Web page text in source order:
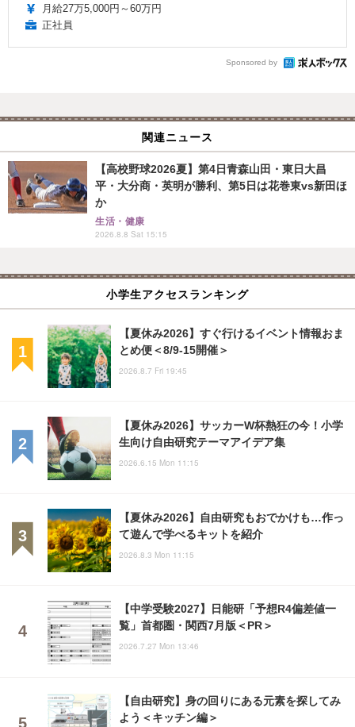
月給27万5,000円～60万円
正社員
Sponsored by
関連ニュース
【高校野球2026夏】第4日青森山田・東日大昌
平・大分商・英明が勝利、第5日は花巻東vs新田ほ
か
生活・健康
2026.8.8 Sat 15:15
小学生アクセスランキング
【夏休み2026】すぐ行けるイベント情報おま
とめ便＜8/9-15開催＞
2026.8.7 Fri 19:45
【夏休み2026】サッカーW杯熱狂の今！小学
生向け自由研究テーマアイデア集
2026.6.15 Mon 11:15
【夏休み2026】自由研究もおでかけも…作っ
て遊んで学べるキットを紹介
2026.8.3 Mon 11:15
【中学受験2027】日能研「予想R4偏差値一
覧」首都圏・関西7月版＜PR＞
2026.7.27 Mon 13:46
【自由研究】身の回りにある元素を探してみ
よう＜キッチン編＞